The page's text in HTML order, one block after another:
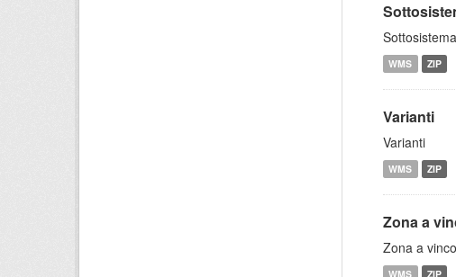
WMS ZIP
Varianti
Varianti
WMS ZIP
Zona a
Zona a
WMS ZIP